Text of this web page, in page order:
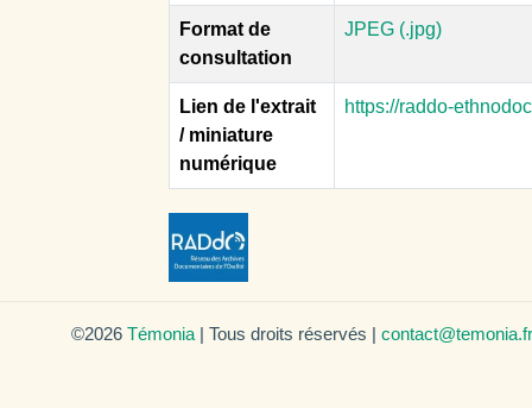
Format de
consultation
JPEG (.jpg)
Lien de l'extrait
/ miniature
numérique
https://raddo-
©2026 Témonia | Tous droits réservés | contact@temonia.fr